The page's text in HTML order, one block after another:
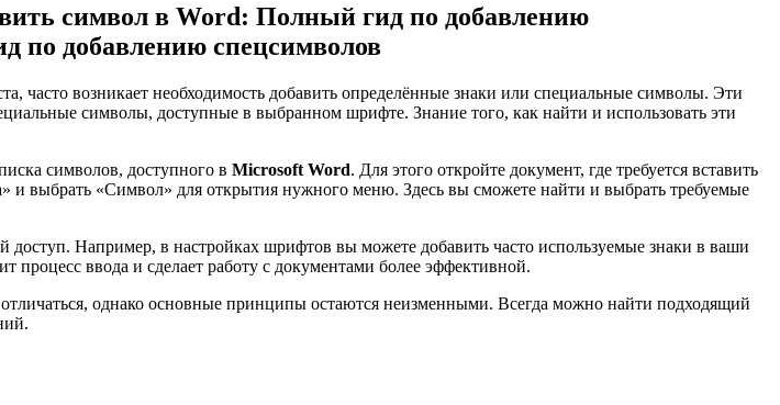
символ в Word: Полный гид по добавлению
по добавлению спецсимволов
часто возникает необходимость добавить определённые знаки или специальные символы. Эти
символы, доступные в выбранном шрифте. Знание того, как найти и использовать эти
символов, доступного в Microsoft Word. Для этого откройте документ, где требуется вставить
и выбрать «Символ» для открытия нужного меню. Здесь вы сможете найти и выбрать требуемые
Например, в настройках шрифтов вы можете добавить часто используемые знаки в ваши
процесс ввода и сделает работу с документами более эффективной.
однако основные принципы остаются неизменными. Всегда можно найти подходящий